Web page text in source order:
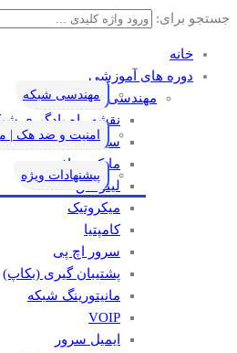
جستجو برای:
خانه
دوره های آموزشی
مهندسی شبکه
نقشه راه یادگیری
سیسکو
مایکروسافت
لینوکس
میکروتیک
کامپتیا
سرور اچ پی
پشتیبان گیری (بکاپ)
مانيتورينگ شبکه
VOIP
ایمیل سرور
مهندسی شبکه
امنیت و ضد هک |
پیشنهادات ویژه